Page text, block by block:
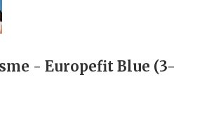
- Europefit Blue (3-